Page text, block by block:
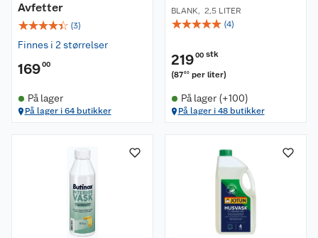
Avfetter
☆☆☆☆☆ (3)
Finnes i 2 størrelser
16900
På lager
På lager i 64 butikker
BLANK, 2,5 LITER
☆☆☆☆☆ (4)
21900 stk
(8760 per liter)
På lager (+100)
På lager i 48 butikker